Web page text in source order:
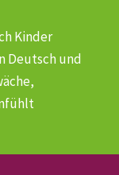
Kinder
Deutsch und